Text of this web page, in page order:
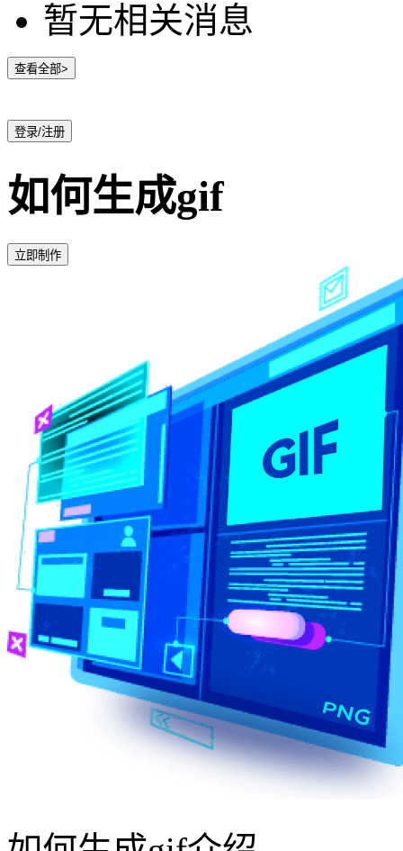
暂无相关消息
查看全部>
登录/注册
如何生成gif
立即制作